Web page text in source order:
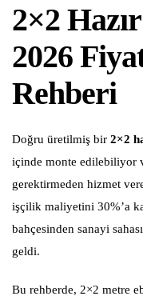
2×2
2026
Rehberi
Doğru üretilmiş bir 2×2
içinde monte edilebiliyor
gerektirmeden hizmet
işçilik maliyetini 30%’a
bahçesinden sanayi
geldi.
Bu rehberde, 2×2 metre